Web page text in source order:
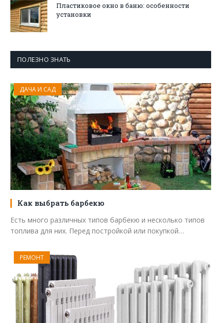
Пластиковое окно в баню: особенности
установки
ПОЛЕЗНО ЗНАТЬ
ДАЧА И САД
Как выбрать барбекю
Есть много различных типов барбекю и несколько типов
топлива для них. Перед постройкой или покупкой…
РЕМОНТ